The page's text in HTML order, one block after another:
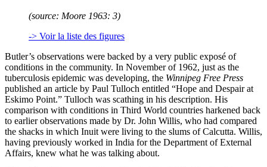
(source: Moore 1963: 3)
-> Voir la liste des figures
Butler’s observations were backed by a very public exposé of
conditions in the community. In November of 1962, just as the
tuberculosis epidemic was developing, the Winnipeg Free Press
published an article by Paul Tulloch entitled “Hope and Despair at
Eskimo Point.” Tulloch was scathing in his description. His
comparison with conditions in Third World countries harkened back
to earlier observations made by Dr. John Willis, who had compared
the shacks in which Inuit were living to the slums of Calcutta. Willis,
having previously worked in India for the Department of External
Affairs, knew what he was talking about.